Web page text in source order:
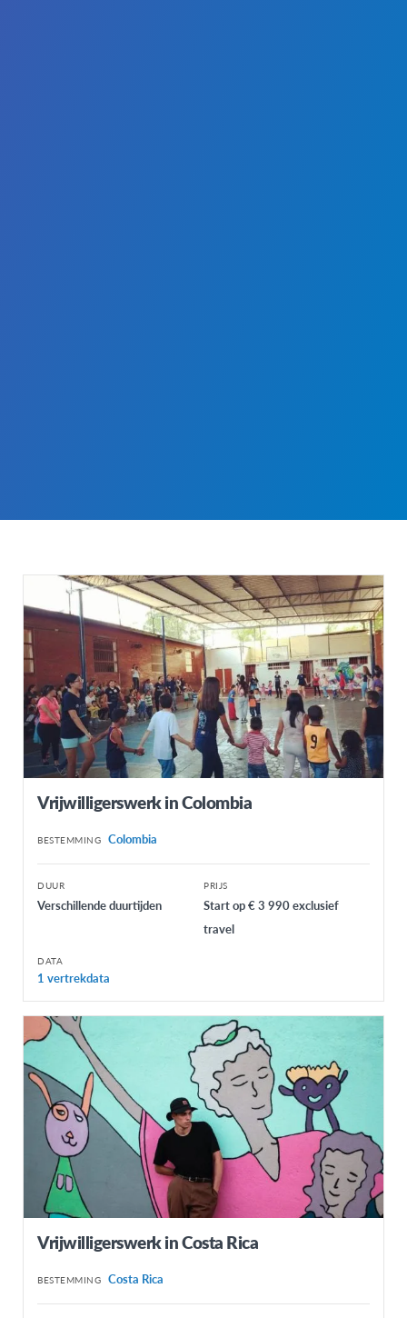
Vrijwilligerswerk in Colombia
BESTEMMING Colombia
DUUR
Verschillende duurtijden
PRIJS
Start op € 3 990 exclusief
travel
DATA
1 vertrekdata
Vrijwilligerswerk in Costa Rica
BESTEMMING Costa Rica